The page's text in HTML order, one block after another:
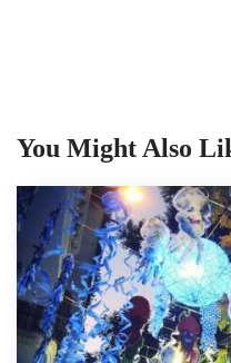
You Might Also